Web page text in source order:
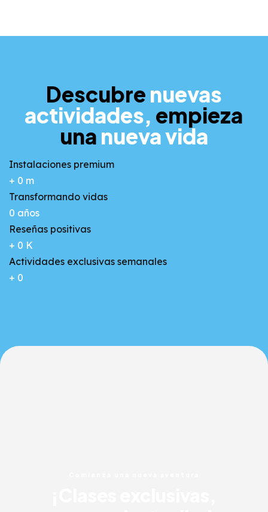
Descubre nuevas
actividades, empieza
una nueva vida
Instalaciones premium
+ 0 m
Transformando vidas
0 años
Reseñas positivas
+ 0 K
Actividades exclusivas semanales
+ 0